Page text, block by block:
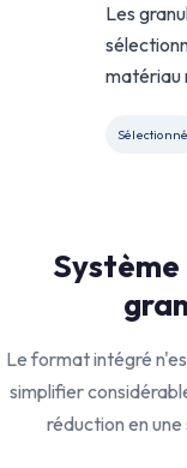
Les
matériau
Sélectionné
Le format intégré
simplifier
réduction en